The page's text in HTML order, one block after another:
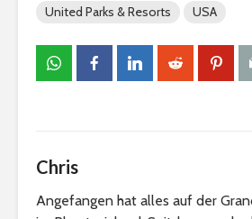
United Parks & Resorts
USA
Chris
Angefangen hat alles auf der